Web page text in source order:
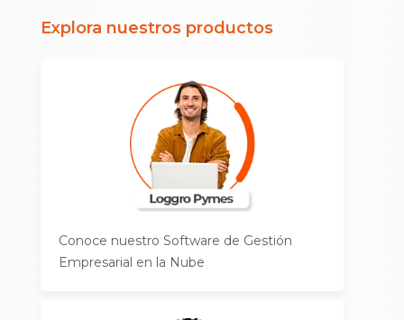
Explora nuestros productos
Conoce nuestro Software de Gestión
Empresarial en la Nube